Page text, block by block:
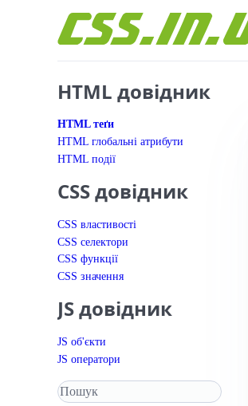
HTML довідник
HTML теґи
HTML глобальні атрибути
HTML події
CSS довідник
CSS властивості
CSS селектори
CSS функції
CSS значення
JS довідник
JS об'єкти
JS оператори
Пошук у довіднику